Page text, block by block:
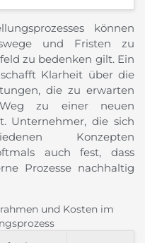
können
und Fristen zu
zu bedenken gilt. Ein
Klarheit über die
die zu erwarten
zu einer neuen
Unternehmer, die sich
Konzepten
auch fest, dass
Prozesse nachhaltig
und Kosten im